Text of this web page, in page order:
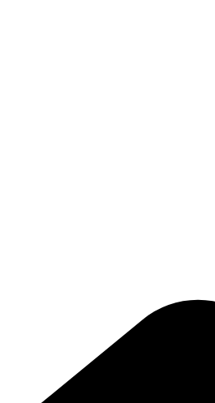
ideal pentru pereții interiori.
îndepărtat și reaplicat pe alt